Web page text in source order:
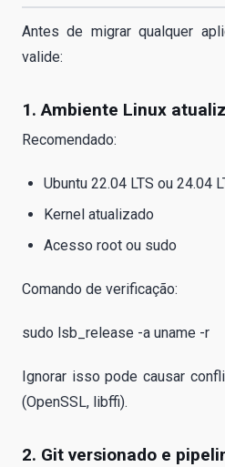
Antes de migrar qualquer
valide:
1. Ambiente Linux
Recomendado:
Ubuntu 22.04 LTS ou 24.04
Kernel atualizado
Acesso root ou sudo
Comando de verificação:
sudo lsb_release -a uname -r
Ignorar isso pode causar
(OpenSSL, libffi).
2. Git versionado e